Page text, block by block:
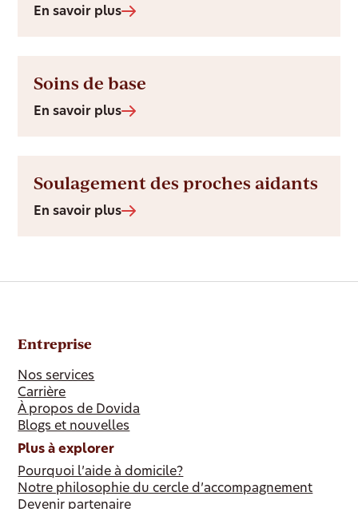
En savoir plus
Soins de base
En savoir plus
Soulagement des proches aidants
En savoir plus
Entreprise
Nos services
Carrière
À propos de Dovida
Blogs et nouvelles
Plus à explorer
Pourquoi l’aide à domicile?
Notre philosophie du cercle d’accompagnement
Devenir partenaire